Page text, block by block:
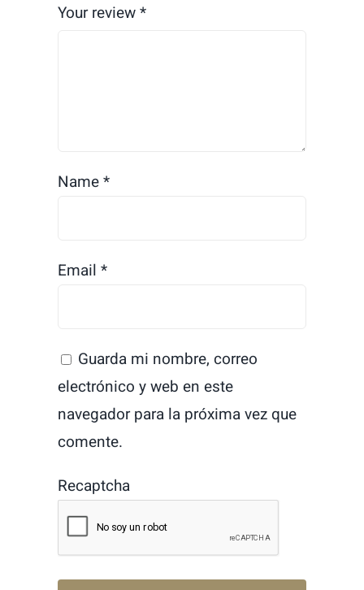
Your review*
Name*
Email *
Guarda mi nombre, correo
electrónico y web en este
navegador para la próxima vez que
comente.
Recaptcha